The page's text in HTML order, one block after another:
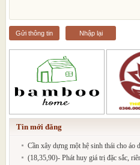
Gửi thông tin Nhập lại
Tin mới đăng
Cần xây dựng một hệ sinh thái cho áo
(18,35,90)- Phát huy giá trị đặc sắc,